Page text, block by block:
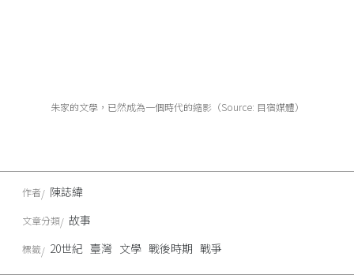
朱家的文學，已然成為一個時代的縮影（Source: 目宿媒體）
作者 陳誌緯
文章分類 故事
標籤 20世紀 臺灣 文學 戰後時期 戰爭